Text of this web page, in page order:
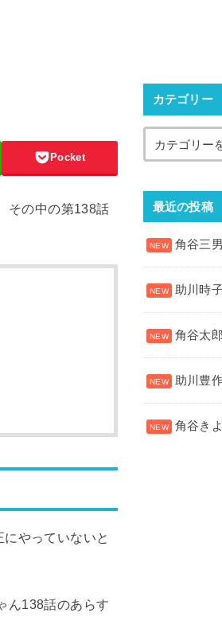
Pocket
その中の第138話
やっていないと
ん138話のあらす
カテゴリー
最近の投稿
角谷三
助川時
角谷太
助川豊
角谷き